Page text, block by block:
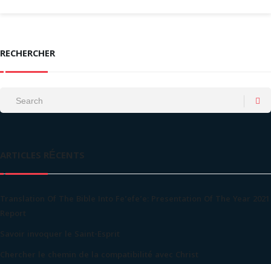
RECHERCHER
ARTICLES RÉCENTS
Translation Of The Bible Into Fe’efe’e: Presentation Of The Year 2021
Report
Savoir invoquer le Saint-Esprit
Chercher le chemin de la compatibilité avec Christ